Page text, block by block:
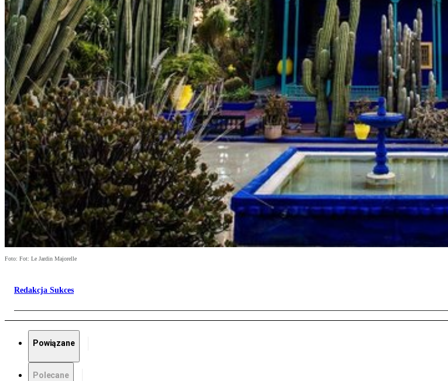
Foto: Fot: Le Jardin Majorelle
Redakcja Sukces
Powiązane
Polecane